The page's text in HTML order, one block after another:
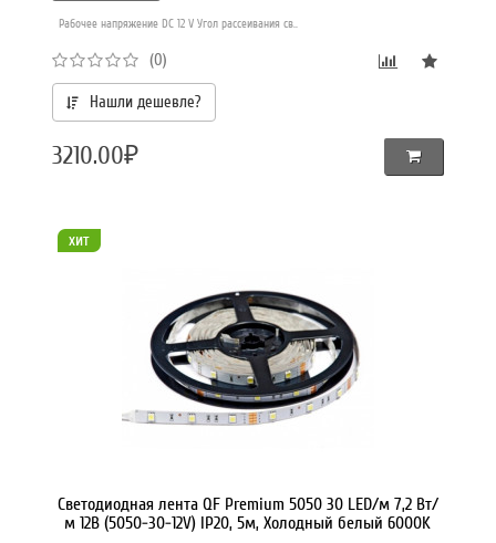
Рабочее напряжение DC 12 V Угол рассеивания св..
(0)
Нашли дешевле?
3210.00₽
хит
Светодиодная лента QF Premium 5050 30 LED/м 7,2 Вт/
м 12В (5050-30-12V) IP20, 5м, Холодный белый 6000K